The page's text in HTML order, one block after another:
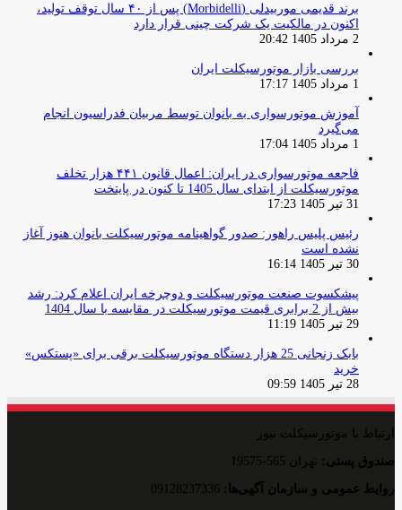
برند قدیمی موربیدلی (Morbidelli) پس از ۴۰ سال توقف تولید،
اکنون در مالکیت یک شرکت چینی قرار دارد
2 مرداد 1405 20:42
بررسی بازار موتورسیکلت ایران
1 مرداد 1405 17:17
آموزش موتورسواری به بانوان توسط مربیان فدراسیون انجام
می‌گیرد
1 مرداد 1405 17:04
فاجعه موتورسواری در ایران: اعمال قانون ۴۴۱ هزار تخلف
موتورسیکلت از ابتدای سال 1405 تا کنون در پایتخت
31 تیر 1405 17:23
رئیس پلیس راهور: صدور گواهینامه موتورسیکلت بانوان هنوز آغاز
نشده است
30 تیر 1405 16:14
پیشکسوت صنعت موتورسیکلت و دوچرخه ایران اعلام کرد: رشد
بیش از 2 برابری قیمت موتورسیکلت در مقایسه با سال 1404
29 تیر 1405 11:19
بابک زنجانی 25 هزار دستگاه موتورسیکلت برقی برای «پستکس»
خرید
28 تیر 1405 09:59
ارتباط با موتورسیکلت نیوز
صندوق پستی: تهران 565-19575
روایط عمومی و سازمان آگهی‌ها: